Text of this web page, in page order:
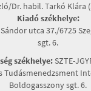
Dr. habil. Tarkó Klára
Kiadó székhelye:
utca 37./6725
sgt. 6.
székhelye:SZTE-
Tudásmenedzsment
Boldogasszony sgt. 6.